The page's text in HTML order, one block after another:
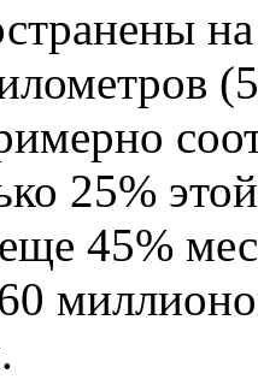
25%
45%